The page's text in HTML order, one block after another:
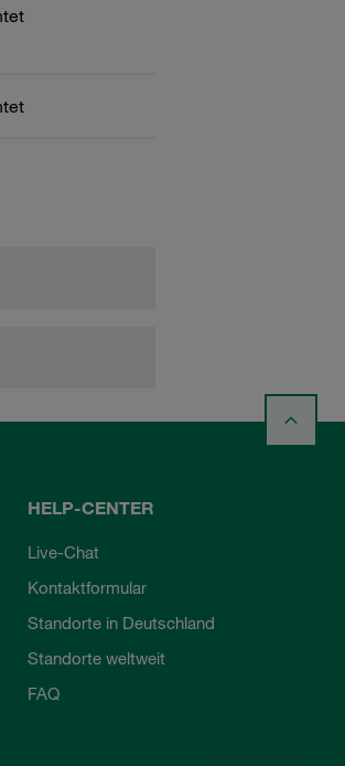
HELP-CENTER
Live-Chat
Kontaktformular
Standorte in Deutschland
Standorte weltweit
FAQ